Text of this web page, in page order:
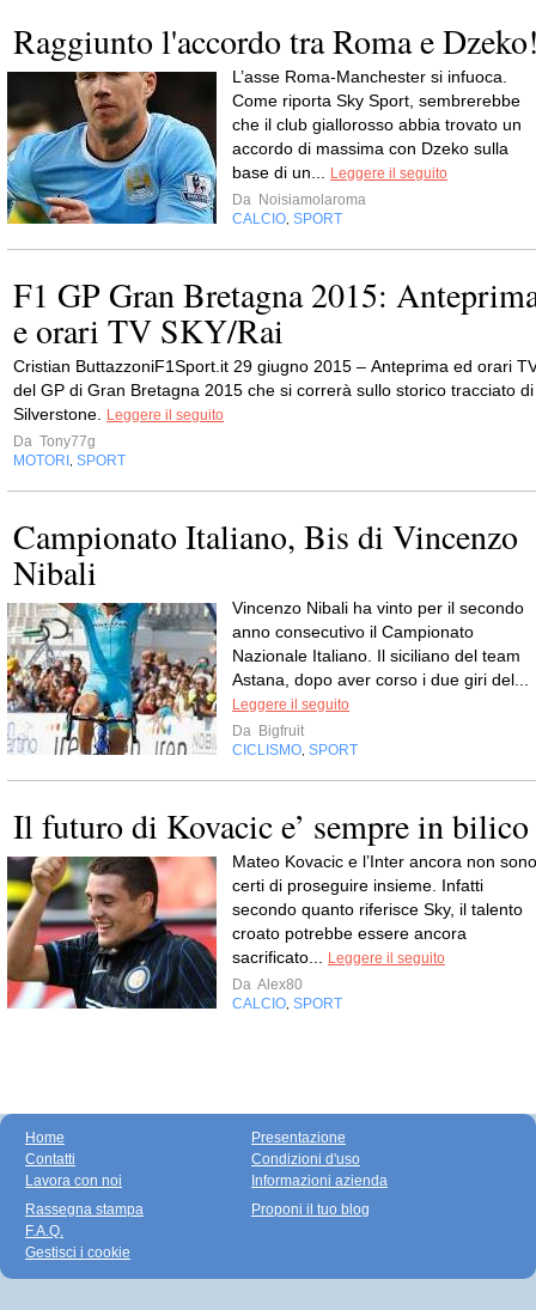
Raggiunto l'accordo tra Roma e
L’asse Roma-Manchester si infuoca.
Come riporta Sky Sport, sembrerebbe
che il club giallorosso abbia trovato un
accordo di massima con Dzeko sulla
base di un...
Leggere il seguito
Da Noisiamolaroma
CALCIO SPORT
F1 GP Gran Bretagna 2015:
e orari TV SKY/Rai
Cristian ButtazzoniF1Sport.it 29 giugno 2015 – Anteprima ed orari
del GP di Gran Bretagna 2015 che si correrà sullo storico tracciato di
Silverstone.
Leggere il seguito
Da Tony77g
MOTORI
SPORT
Campionato Italiano, Bis di Vincenzo
Nibali
Vincenzo Nibali ha vinto per il secondo
anno consecutivo il Campionato
Nazionale Italiano. Il siciliano del team
Astana, dopo aver corso i due giri del...
Leggere il seguito
Da Bigfruit
CICLISMO SPORT
Il futuro di Kovacic e’ sempre in bilico
Mateo Kovacic e l’Inter ancora non sono
certi di proseguire insieme. Infatti
secondo quanto riferisce Sky, il talento
croato potrebbe essere ancora
sacrificato...
Leggere il seguito
Da Alex80
CALCIO SPORT
Home
Contatti
Lavora con noi
Presentazione
Condizioni d'uso
Informazioni azienda
Rassegna stampa
F.A.Q.
Gestisci i cookie
Proponi il tuo blog